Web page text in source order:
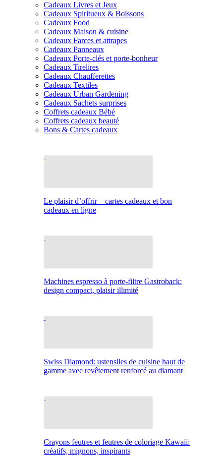
Cadeaux Livres et Jeux
Cadeaux Spiritueux & Boissons
Cadeaux Food
Cadeaux Maison & cuisine
Cadeaux Farces et attrapes
Cadeaux Panneaux
Cadeaux Porte-clés et porte-bonheur
Cadeaux Tirelires
Cadeaux Chaufferettes
Cadeaux Textiles
Cadeaux Urban Gardening
Cadeaux Sachets surprises
Coffrets cadeaux Bébé
Coffrets cadeaux beauté
Bons & Cartes cadeaux
Le plaisir d’offrir – cartes cadeaux et bon
cadeaux en ligne
Machines espresso à porte-filtre Gastroback:
design compact, plaisir illimité
Swiss Diamond: ustensiles de cuisine haut de
gamme avec revêtement renforcé au diamant
Crayons feutres et feutres de coloriage Kawaii:
créatifs, mignons, inspirants